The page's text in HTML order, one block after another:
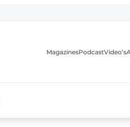
MagazinesPodcastVideo’s